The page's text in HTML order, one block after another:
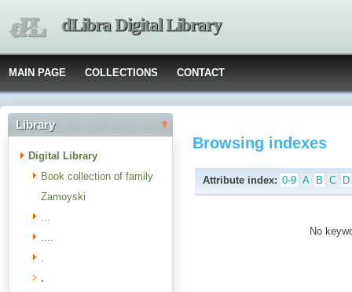
dLibra Digital Library
MAIN PAGE COLLECTIONS CONTACT
Library
Digital Library
Book collection of family
Zamoyski
...
....
.
.
Browsing indexes
Attribute index: 0-9 A B C D
No